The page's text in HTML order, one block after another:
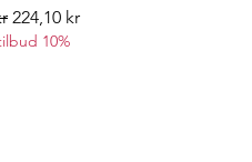
Salgspris
224,10 kr
10%